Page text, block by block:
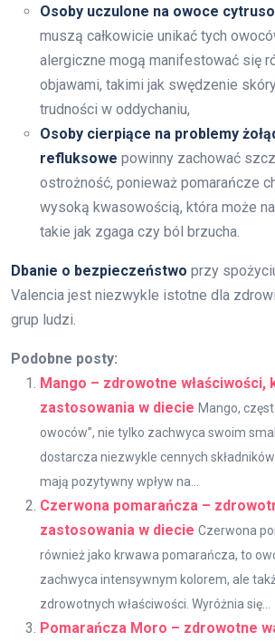
Osoby uczulone na owoce
muszą całkowicie unikać tych
alergiczne mogą manifestować się
objawami, takimi jak swędzenie
trudności w oddychaniu,
Osoby cierpiące na problemy
refluksowe powinny zachować
ostrożność, ponieważ pomarańcze
wysoką kwasowością, która może
takie jak zgaga czy ból brzucha.
Dbanie o bezpieczeństwo przy
Valencia jest niezwykle istotne dla
grup ludzi.
Podobne posty:
Mango – zdrowotne właściwości,
zastosowania w diecie Mango,
owoców”, nie tylko zachwyca swoim
dostarcza niezwykle cennych
mają pozytywny wpływ na...
Czerwona pomarańcza –
zastosowania w diecie Czerwona
również jako krwawa pomarańcza, to
zachwyca intensywnym kolorem, ale
zdrowotnych właściwości. Wyróżnia się...
Pomarańcza Moro – zdrowotne